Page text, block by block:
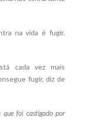
na vida é fugir,
cada vez mais
fugir, diz de
que foi castigado por